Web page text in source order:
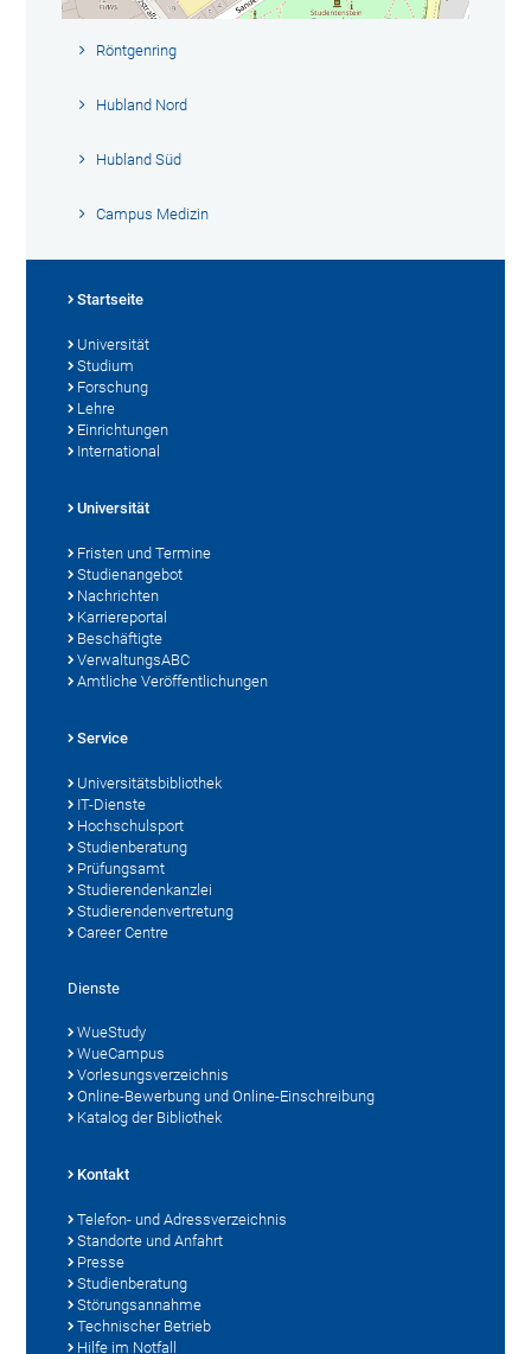
Röntgenring
Hubland Nord
Hubland Süd
Campus Medizin
Startseite
Universität
Studium
Forschung
Lehre
Einrichtungen
International
Universität
Fristen und Termine
Studienangebot
Nachrichten
Karriereportal
Beschäftigte
VerwaltungsABC
Amtliche Veröffentlichungen
Service
Universitätsbibliothek
IT-Dienste
Hochschulsport
Studienberatung
Prüfungsamt
Studierendenkanzlei
Studierendenvertretung
Career Centre
Dienste
WueStudy
WueCampus
Vorlesungsverzeichnis
Online-Bewerbung und Online-Einschreibung
Katalog der Bibliothek
Kontakt
Telefon- und Adressverzeichnis
Standorte und Anfahrt
Presse
Studienberatung
Störungsannahme
Technischer Betrieb
Hilfe im Notfall